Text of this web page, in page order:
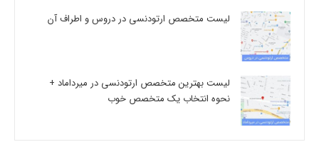
لیست متخصص ارتودنسی در دروس و اطراف آن
لیست بهترین متخصص ارتودنسی در میرداماد +
نحوه انتخاب یک متخصص خوب